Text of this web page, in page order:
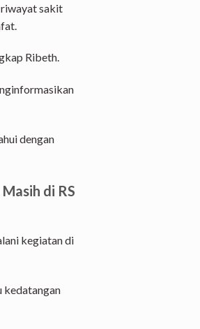
riwayat sakit
Ribeth.
dengan
di RS
kegiatan di
kedatangan